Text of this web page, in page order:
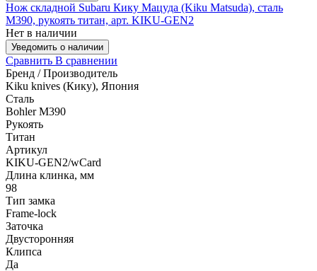
Нож складной Subaru Кику Мацуда (Kiku Matsuda), сталь
M390, рукоять титан, арт. KIKU-GEN2
Нет в наличии
Уведомить о наличии
Сравнить В сравнении
Бренд / Производитель
Kiku knives (Кику), Япония
Сталь
Bohler M390
Рукоять
Титан
Артикул
KIKU-GЕN2/wCard
Длина клинка, мм
98
Тип замка
Frame-lock
Заточка
Двусторонняя
Клипса
Да